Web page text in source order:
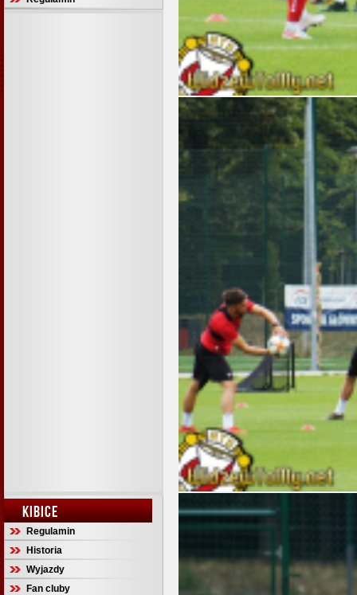
KIBICE
Regulamin
Historia
Wyjazdy
Fan cluby